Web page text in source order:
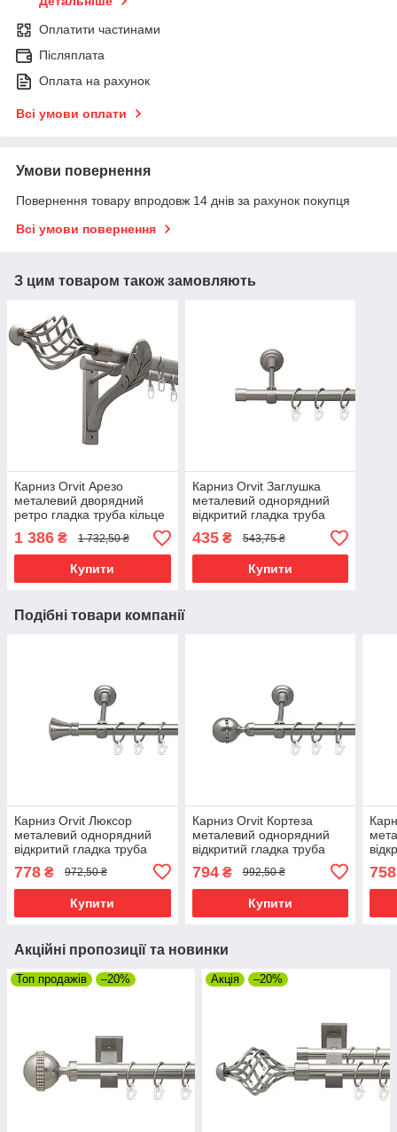
Оплатити частинами
Післяплата
Оплата на рахунок
Всі умови оплати
Умови повернення
Повернення товару впродовж 14 днів за рахунок покупця
Всі умови повернення
З цим товаром також замовляють
Карниз Orvit Арезо
металевий дворядний
ретро гладка труба кільце
металеве Сатин 25\19 мм
200 см (00-00011256)
1 386 ₴ 1 732,50 ₴
Купити
Карниз Orvit Заглушка
металевий однорядний
відкритий гладка труба
кільце металеве Сатин 19
мм 160 см (6306942)
435₴ 543,75 ₴
Купити
Подібні товари компанії
Карниз Orvit Люксор
металевий однорядний
відкритий гладка труба
Нержавіюча Сталь 19 мм
300 см (00-00015969)
778 ₴ 972,50 ₴
Купити
Карниз Orvit Кортеза
металевий однорядний
відкритий гладка труба
Нержавіюча Сталь 19 мм
240 см (00-00015956)
794₴ 992,50 ₴
Купити
240
758
Акційні пропозиції та новинки
Топ продажів –20% Акція –20%